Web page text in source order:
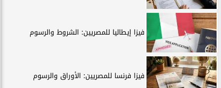
فيزا إيطاليا للمصريين: الشروط والرسوم
فيزا فرنسا للمصريين: الأوراق والرسوم